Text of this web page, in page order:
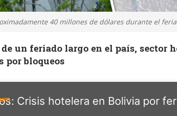
40 millones de dólares durante el
un feriado largo en el país, sector
por bloqueos
Crisis hotelera en Bolivia por